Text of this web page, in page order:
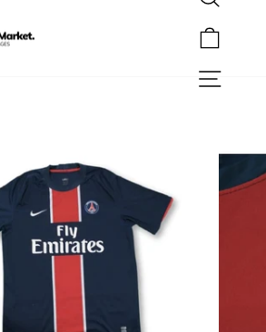
Rechercher
Navigation